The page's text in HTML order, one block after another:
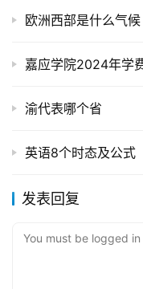
欧洲西部是什么气候
嘉应学院2024年学
渝代表哪个省
英语8个时态及公式
发表回复
You must be logged